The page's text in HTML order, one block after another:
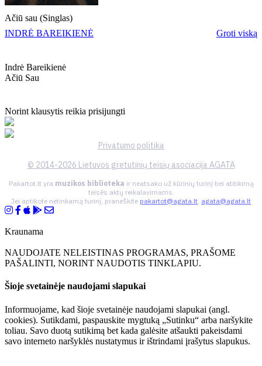
Ačiū sau (Singlas)
INDRĖ BAREIKIENĖ
Groti viską
Indrė Bareikienė
Ačiū Sau
Norint klausytis reikia prisijungti
Privatumo politika
© 2014-2026 Lietuvos gretutinių teisių asociacija AGATA
Pakartot.lt yra muzikos biblioteka ir neatsako už kūrinių turinį bei atitikimą
teisės aktų reikalavimams.
Jei aptikote netinkamą turinį, praneškite pakartot@agata.lt, agata@agata.lt
Kraunama
NAUDOJATE NELEISTINAS PROGRAMAS, PRAŠOME
PAŠALINTI, NORINT NAUDOTIS TINKLAPIU.
Šioje svetainėje naudojami slapukai
Informuojame, kad šioje svetainėje naudojami slapukai (angl.
cookies). Sutikdami, paspauskite mygtuką „Sutinku“ arba naršykite
toliau. Savo duotą sutikimą bet kada galėsite atšaukti pakeisdami
savo interneto naršyklės nustatymus ir ištrindami įrašytus slapukus.